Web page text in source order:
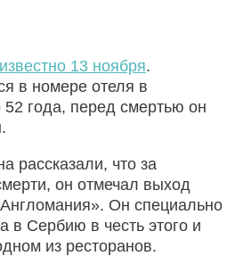
13 ноября.
в номере отеля в
года, перед смертью он
рассказали, что за
он отмечал выход
Он специально
в Сербию в честь этого и
из ресторанов.